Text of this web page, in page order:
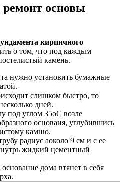
основы
кирпичного
о том, что под каждым
камень.
нужно установить бумажные
слишком быстро, то
дней.
под углом 35оС возле
основаия, углубившись
камню.
радиус аоколо 9 см и с ее
жидкий цементный
дома втянет в себя